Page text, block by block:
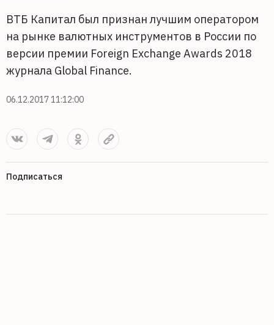
ВТБ Капитал был признан лучшим оператором
на рынке валютных инструментов в России по
версии премии Foreign Exchange Awards 2018
журнала Global Finance.
06.12.2017 11:12:00
Подписаться